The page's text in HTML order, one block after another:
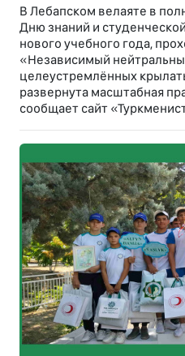
В Лебапском велаяте в
Дню знаний и
нового учебного года,
«Независимый
целеустремлённых
развернута масштабная
сообщает сайт